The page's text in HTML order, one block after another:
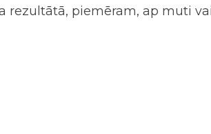
piemēram, ap muti